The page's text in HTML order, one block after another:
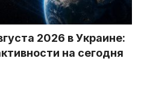
2026 в Украине:
на сегодня